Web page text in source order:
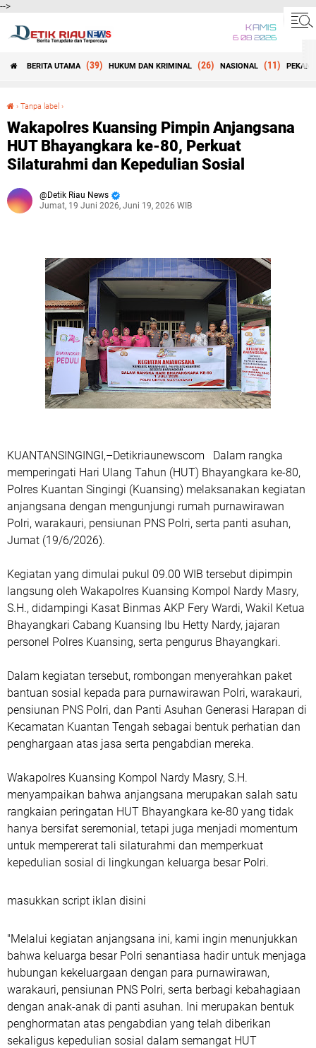
-->
KAMIS
6 08 2026
BERITA UTAMA (39) HUKUM DAN KRIMINAL (26) NASIONAL (11)
› Tanpa label ›
Wakapolres Kuansing Pimpin Anjangsana
HUT Bhayangkara ke-80, Perkuat
Silaturahmi dan Kepedulian Sosial
Detik Riau News
Jumat, 19 Juni 2026, Juni 19, 2026 WIB
KUANTANSINGINGI,–Detikriaunewscom Dalam rangka
memperingati Hari Ulang Tahun (HUT) Bhayangkara ke-80,
Polres Kuantan Singingi (Kuansing) melaksanakan kegiatan
anjangsana dengan mengunjungi rumah purnawirawan
Polri, warakauri, pensiunan PNS Polri, serta panti asuhan,
Jumat (19/6/2026).
Kegiatan yang dimulai pukul 09.00 WIB tersebut dipimpin
langsung oleh Wakapolres Kuansing Kompol Nardy Masry,
S.H., didampingi Kasat Binmas AKP Fery Wardi, Wakil Ketua
Bhayangkari Cabang Kuansing Ibu Hetty Nardy, jajaran
personel Polres Kuansing, serta pengurus Bhayangkari.
Dalam kegiatan tersebut, rombongan menyerahkan paket
bantuan sosial kepada para purnawirawan Polri, warakauri,
pensiunan PNS Polri, dan Panti Asuhan Generasi Harapan di
Kecamatan Kuantan Tengah sebagai bentuk perhatian dan
penghargaan atas jasa serta pengabdian mereka.
Wakapolres Kuansing Kompol Nardy Masry, S.H.
menyampaikan bahwa anjangsana merupakan salah satu
rangkaian peringatan HUT Bhayangkara ke-80 yang tidak
hanya bersifat seremonial, tetapi juga menjadi momentum
untuk mempererat tali silaturahmi dan memperkuat
kepedulian sosial di lingkungan keluarga besar Polri.
masukkan script iklan disini
"Melalui kegiatan anjangsana ini, kami ingin menunjukkan
bahwa keluarga besar Polri senantiasa hadir untuk menjaga
hubungan kekeluargaan dengan para purnawirawan,
warakauri, pensiunan PNS Polri, serta berbagi kebahagiaan
dengan anak-anak di panti asuhan. Ini merupakan bentuk
penghormatan atas pengabdian yang telah diberikan
sekaligus kepedulian sosial dalam semangat HUT